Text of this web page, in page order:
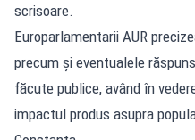
scrisoare.
Europarlamentarii AUR
precum și eventualele
făcute publice, având în
impactul produs asupra